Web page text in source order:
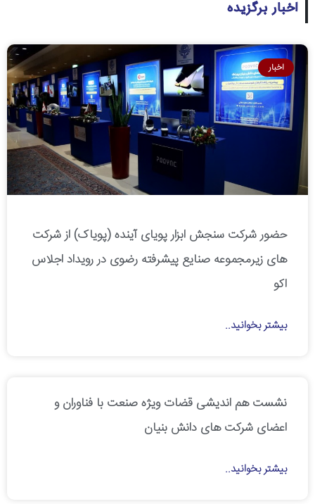
اخبار برگزیده
اخبار
حضور شرکت سنجش ابزار پویای آینده (پویاک) از شرکت
های زیرمجموعه صنایع پیشرفته رضوی در رویداد اجلاس
اکو
بیشتر بخوانید..
نشست هم اندیشی قضات ویژه صنعت با فناوران و
اعضای شرکت های دانش بنیان
بیشتر بخوانید..